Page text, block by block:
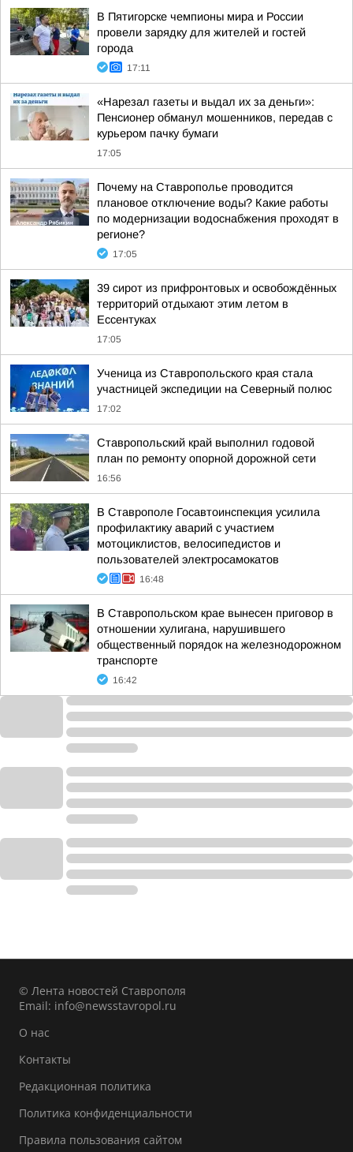
В Пятигорске чемпионы мира и России
провели зарядку для жителей и гостей
города
17:11
«Нарезал газеты и выдал их за деньги»:
Пенсионер обманул мошенников, передав с
курьером пачку бумаги
17:05
Почему на Ставрополье проводится
плановое отключение воды? Какие работы
по модернизации водоснабжения проходят в
регионе?
17:05
39 сирот из прифронтовых и освобождённых
территорий отдыхают этим летом в
Ессентуках
17:05
Ученица из Ставропольского края стала
участницей экспедиции на Северный полюс
17:02
Ставропольский край выполнил годовой
план по ремонту опорной дорожной сети
16:56
В Ставрополе Госавтоинспекция усилила
профилактику аварий с участием
мотоциклистов, велосипедистов и
пользователей электросамокатов
16:48
В Ставропольском крае вынесен приговор в
отношении хулигана, нарушившего
общественный порядок на железнодорожном
транспорте
16:42
© Лента новостей Ставрополя
Email: info@newsstavropol.ru
О нас
Контакты
Редакционная политика
Политика конфиденциальности
Правила пользования сайтом